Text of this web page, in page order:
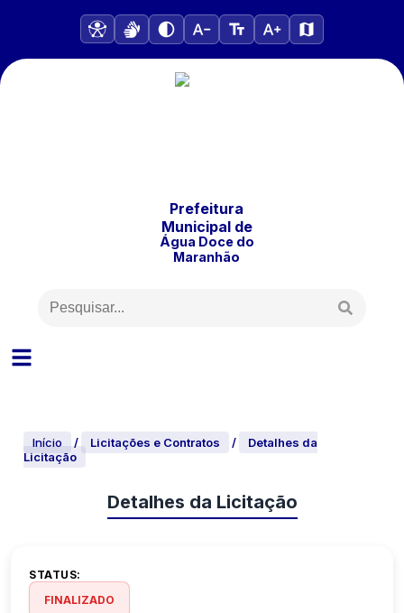
Prefeitura
Municipalde
Água Doce do
Maranhão
Início / Licitações e Contratos /
Detalhes da
Licitação
Detalhes da Licitação
STATUS:
FINALIZADO